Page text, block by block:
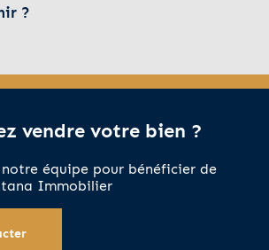
?
vendre votre bien ?
équipe pour bénéficier de
Immobilier